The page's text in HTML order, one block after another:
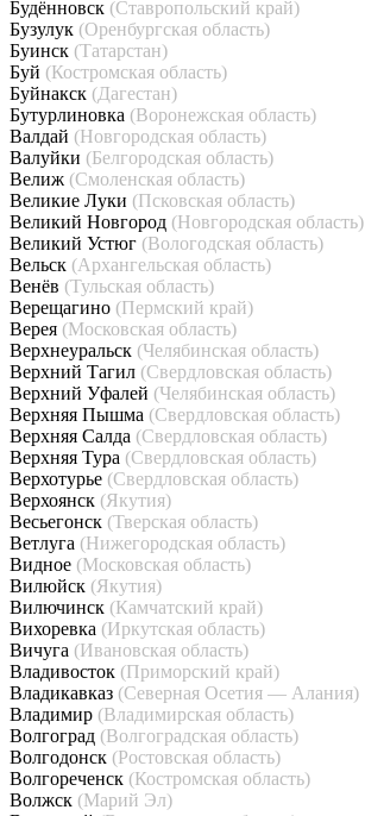
Будённовск (Ставропольский край)
Бузулук (Оренбургская область)
Буинск (Татарстан)
Буй (Костромская область)
Буйнакск (Дагестан)
Бутурлиновка (Воронежская область)
Валдай (Новгородская область)
Валуйки (Белгородская область)
Велиж (Смоленская область)
Великие Луки (Псковская область)
Великий Новгород (Новгородская область)
Великий Устюг (Вологодская область)
Вельск (Архангельская область)
Венёв (Тульская область)
Верещагино (Пермский край)
Верея (Московская область)
Верхнеуральск (Челябинская область)
Верхний Тагил (Свердловская область)
Верхний Уфалей (Челябинская область)
Верхняя Пышма (Свердловская область)
Верхняя Салда (Свердловская область)
Верхняя Тура (Свердловская область)
Верхотурье (Свердловская область)
Верхоянск (Якутия)
Весьегонск (Тверская область)
Ветлуга (Нижегородская область)
Видное (Московская область)
Вилюйск (Якутия)
Вилючинск (Камчатский край)
Вихоревка (Иркутская область)
Вичуга (Ивановская область)
Владивосток (Приморский край)
Владикавказ (Северная Осетия — Алания)
Владимир (Владимирская область)
Волгоград (Волгоградская область)
Волгодонск (Ростовская область)
Волгореченск (Костромская область)
Волжск (Марий Эл)